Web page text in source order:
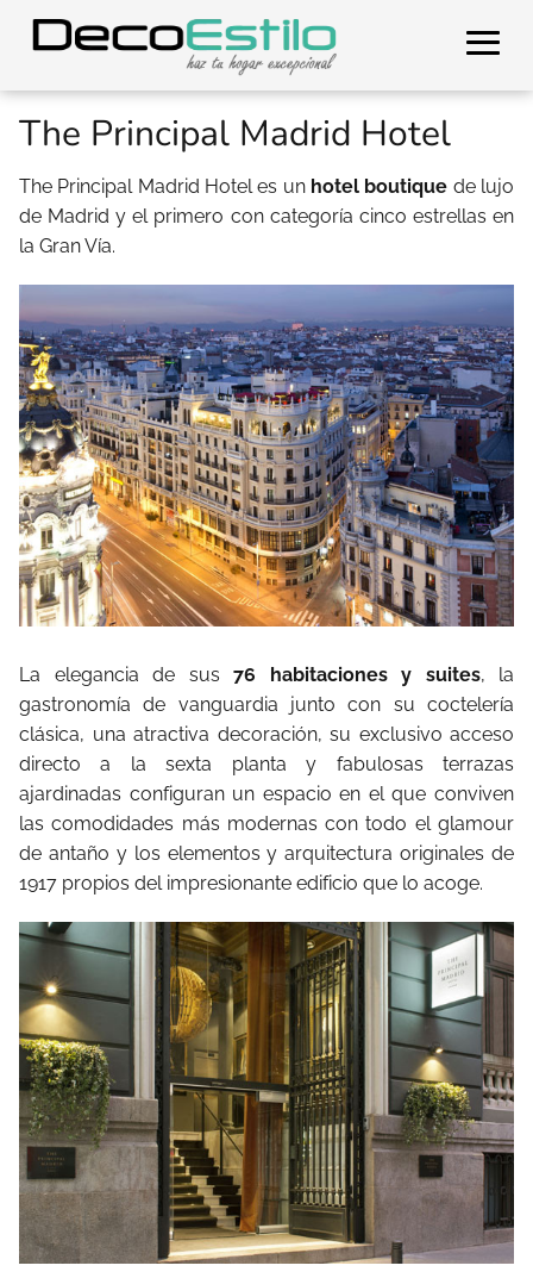
The Principal Madrid Hotel
The Principal Madrid Hotel es un hotel boutique de lujo
de Madrid y el primero con categoría cinco estrellas en
la Gran Vía.
La elegancia de sus 76 habitaciones y suites, la
gastronomía de vanguardia junto con su coctelería
clásica, una atractiva decoración, su exclusivo acceso
directo a la sexta planta y fabulosas terrazas
ajardinadas configuran un espacio en el que conviven
las comodidades más modernas con todo el glamour
de antaño y los elementos y arquitectura originales de
1917 propios del impresionante edificio que lo acoge.